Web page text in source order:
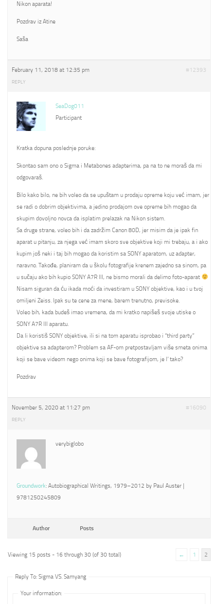
Nikon aparata!
Pozdrav iz Atine
Saša
February 11, 2018 at 12:35 pm #12393
REPLY
SeaDog011
Participant
Kratka dopuna poslednje poruke:
Skontao sam ono o Sigma i Metabones adapterima, pa na to ne moraš da mi
odgovaraš.
Bilo kako bilo, ne bih voleo da se upuštam u prodaju opreme koju već imam, jer
se radi o dobrim objektivima, a jedino prodajom ove opreme bih mogao da
skupim dovoljno novca da isplatim prelazak na Nikon sistem.
Sa druge strane, voleo bih i da zadržim Canon 80D, jer misim da je ipak fin
aparat u pitanju, za njega već imam skoro sve objektive koji mi trebaju, a i ako
kupim još neki i taj bih mogao da koristim sa SONY aparatom, uz adapter,
naravno. Takođe, planiram da u školu fotografije krenem zajedno sa sinom, pa
u sučaju ako bih kupio SONY A7R III, ne bismo morali da delimo foto-aparat
Nisam siguran da ću ikada moći da investiram u SONY objektive, kao i u tvoj
omiljeni Zeiss. Ipak su te cene za mene, barem trenutno, previsoke.
Voleo bih, kada budeš imao vremena, da mi kratko napišeš svoje utiske o
SONY A7R III aparatu.
Da li koristiš SONY objektive, ili si na tom aparatu isprobao i “third party”
objektive sa adapterom? Problem sa AF-om pretpostavljam više smeta onima
koji se bave videom nego onima koji se bave fotografijom, je l’ tako?
Pozdrav
November 5, 2020 at 11:27 pm #16090
REPLY
verybiglobo
Groundwork: Autobiographical Writings, 1979–2012 by Paul Auster |
9781250245809
Author Posts
Viewing 15 posts - 16 through 30 (of 30 total) ← 1 2
Reply To: Sigma VS. Samyang
Your information: